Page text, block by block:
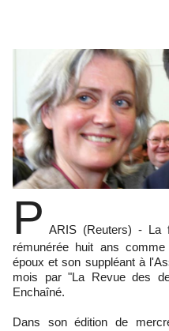
P ARIS (Reuters) - La
rémunérée huit ans
époux et son suppléant à
mois par "La Revue des
Enchaîné.
Dans son édition de